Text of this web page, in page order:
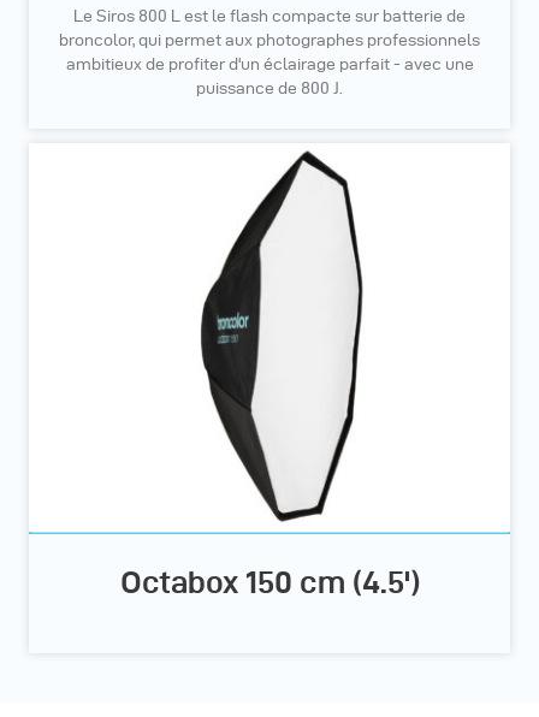
Le Siros 800 L est le flash compacte sur batterie de
broncolor, qui permet aux photographes professionnels
ambitieux de profiter d'un éclairage parfait - avec une
puissance de 800 J.
Octabox 150 cm (4.5')